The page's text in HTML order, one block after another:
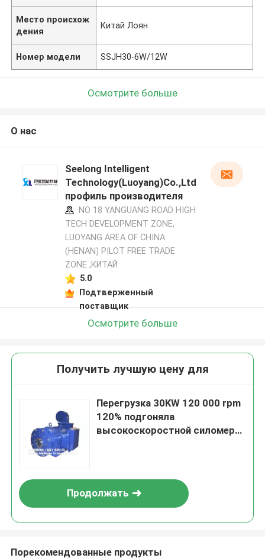
Место происхож
дения
Китай Лоян
Номер модели SSJH30-6W/12W
Осмотрите больше
О нас
Seelong Intelligent
Technology(Luoyang)Co.,Ltd
профиль производителя
NO 18 YANGUANG ROAD HIGH
TECH DEVELOPMENT ZONE,
LUOYANG AREA OF CHINA
(HENAN) PILOT FREE TRADE
ZONE ,КИТАЙ
5.0
Подтверженный
поставщик
Осмотрите больше
Получить лучшую цену для
Перегрузка 30KW 120 000 rpm
120% подгоняла
высокоскоростной силомер
Продолжать
Порекомендованные продукты